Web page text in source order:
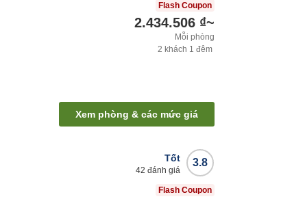
Flash Coupon
2.434.506 ₫~
Mỗi phòng
2 khách 1 đêm
Xem phòng & các mức giá
3.8
Tốt
42 đánh giá
Flash Coupon